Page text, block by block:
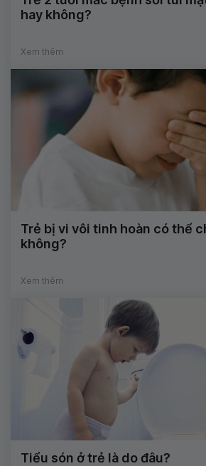
hay không?
Xem thêm
Trẻ bị vi vôi tinh hoàn có thể
không?
Xem thêm
Tiểu són ở trẻ là do đâu?